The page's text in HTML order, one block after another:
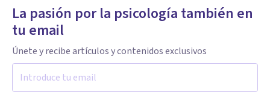
La pasión por la psicología también en
tu email
Únete y recibe artículos y contenidos exclusivos